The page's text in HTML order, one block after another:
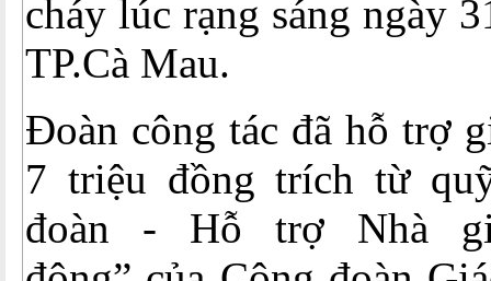
cháy lúc rạng sáng ngày
TP.Cà Mau.
Đoàn công tác đã hỗ trợ
7 triệu đồng trích từ
đoàn - Hỗ trợ Nhà